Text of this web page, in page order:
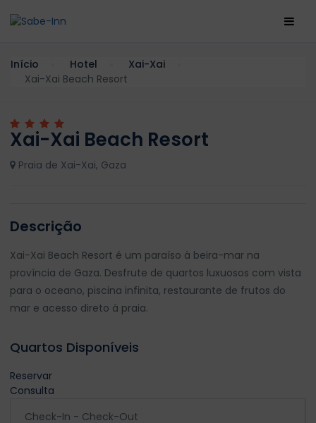
Início Hotel
Xai-Xai
Xai-Xai Beach Resort
Xai-Xai Beach Resort
Praia de Xai-Xai, Gaza
Descrição
Xai-Xai Beach Resort é um paraíso à beira-mar na
província de Gaza. Desfrute de quartos luxuosos com vista
para o oceano, piscina infinita, restaurante de frutos do
mar e acesso direto à praia.
Quartos Disponíveis
Reservar
Consulta
Check-In - Check-Out